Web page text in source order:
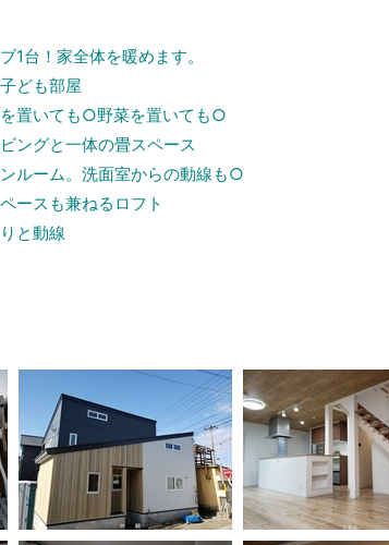
台！家全体を暖めます。
ども部屋
置いても○野菜を置いても○
ングと一体の畳スペース
ルーム。洗面室からの動線も○
ースも兼ねるロフト
と動線